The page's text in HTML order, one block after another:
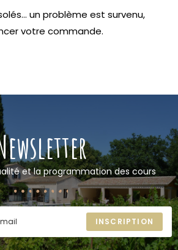
un problème est survenu,
votre commande.
et la programmation des cours
INSCRIPTION